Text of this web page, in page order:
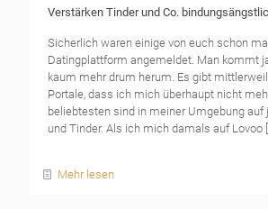
Verstärken Tinder und Co.
Sicherlich waren einige von euch schon
Datingplattform angemeldet. Man kommt
kaum mehr drum herum. Es gibt
Portale, dass ich mich überhaupt nicht
beliebtesten sind in meiner Umgebung auf
und Tinder. Als ich mich damals auf Lovoo